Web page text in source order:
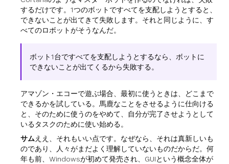
するだけです。1つのボットですべてを支配しようとすると、
できないことが出てきて失敗します。それと同じように、す
べてのロボットがそうなんだ。
ボット1台ですべてを支配しようとするなら、ボットに
できないことが出てくるから失敗する。
アマゾン・エコーで遊ぶ場合、最初に使うときは、どこまで
できるかを試している。馬鹿なことをさせるように仕向ける
と、そのために使うのをやめて、自分が完了させようとして
いるタスクのために使い始める。
サムええ、それもいい点です。なぜなら、それは真新しいも
のであり、人々がまだよく理解していないものだからだ。何
年も前、Windowsが初めて発売され、GUIという概念全体が